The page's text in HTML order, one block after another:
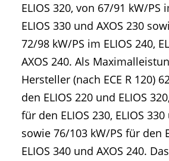
ELIOS 320, von 67/91 kW/PS
ELIOS 330 und AXOS 230
72/98 kW/PS im ELIOS 240,
AXOS 240. Als
Hersteller (nach ECE R 120)
den ELIOS 220 und ELIOS
für den ELIOS 230, ELIOS
sowie 76/103 kW/PS für den
ELIOS 340 und AXOS 240.